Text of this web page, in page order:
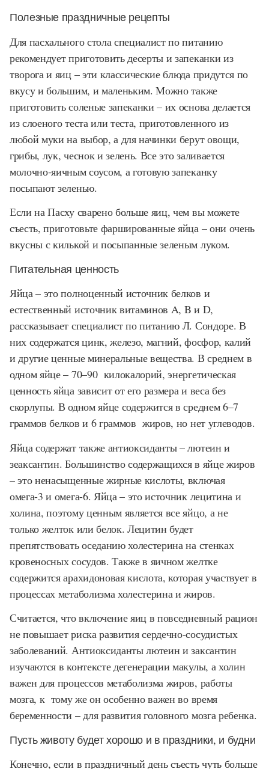
Полезные праздничные рецепты
Для пасхального стола специалист по питанию
рекомендует приготовить десерты и запеканки из
творога и яиц – эти классические блюда придутся по
вкусу и большим, и маленьким. Можно также
приготовить соленые запеканки – их основа делается
из слоеного теста или теста, приготовленного из
любой муки на выбор, а для начинки берут овощи,
грибы, лук, чеснок и зелень. Все это заливается
молочно-яичным соусом, а готовую запеканку
посыпают зеленью.
Если на Пасху сварено больше яиц, чем вы можете
съесть, приготовьте фаршированные яйца – они очень
вкусны с килькой и посыпанные зеленым луком.
Питательная ценность
Яйца – это полноценный источник белков и
естественный источник витаминов A, B и D,
рассказывает специалист по питанию Л. Сондоре. В
них содержатся цинк, железо, магний, фосфор, калий
и другие ценные минеральные вещества. В среднем в
одном яйце – 70–90 килокалорий, энергетическая
ценность яйца зависит от его размера и веса без
скорлупы. В одном яйце содержится в среднем 6–7
граммов белков и 6 граммов жиров, но нет углеводов.
Яйца содержат также антиоксиданты – лютеин и
зеаксантин. Большинство содержащихся в яйце жиров
– это ненасыщенные жирные кислоты, включая
омега-3 и омега-6. Яйца – это источник лецитина и
холина, поэтому ценным является все яйцо, а не
только желток или белок. Лецитин будет
препятствовать оседанию холестерина на стенках
кровеносных сосудов. Также в яичном желтке
содержится арахидоновая кислота, которая участвует в
процессах метаболизма холестерина и жиров.
Считается, что включение яиц в повседневный рацион
не повышает риска развития сердечно-сосудистых
заболеваний. Антиоксиданты лютеин и заксантин
изучаются в контексте дегенерации макулы, а холин
важен для процессов метаболизма жиров, работы
мозга, к тому же он особенно важен во время
беременности – для развития головного мозга ребенка.
Пусть животу будет хорошо и в праздники, и будни
Конечно, если в праздничный день съесть чуть больше